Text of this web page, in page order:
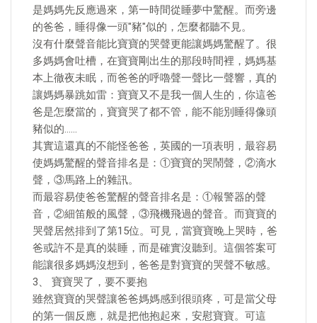
是媽媽先反應過來，第一時間從睡夢中驚醒。而旁邊
的爸爸，睡得像一頭"豬"似的，怎麼都聽不見。
沒有什麼聲音能比寶寶的哭聲更能讓媽媽驚醒了。很
多媽媽會吐槽，在寶寶剛出生的那段時間裡，媽媽基
本上徹夜未眠，而爸爸的呼嚕聲一聲比一聲響，真的
讓媽媽暴跳如雷：寶寶又不是我一個人生的，你這爸
爸是怎麼當的，寶寶哭了都不管，能不能別睡得像頭
豬似的……
其實這還真的不能怪爸爸，英國的一項表明，最容易
使媽媽驚醒的聲音排名是：①寶寶的哭鬧聲，②滴水
聲，③馬路上的雜訊。
而最容易使爸爸驚醒的聲音排名是：①報警器的聲
音，②細笛般的風聲，③飛機飛過的聲音。而寶寶的
哭聲居然排到了第15位。可見，當寶寶晚上哭時，爸
爸或許不是真的裝睡，而是確實沒聽到。這個答案可
能讓很多媽媽沒想到，爸爸是對寶寶的哭聲不敏感。
3、 寶寶哭了，要不要抱
雖然寶寶的哭聲讓爸爸媽媽感到很頭疼，可是當父母
的第一個反應，就是把他抱起來，安慰寶寶。可這